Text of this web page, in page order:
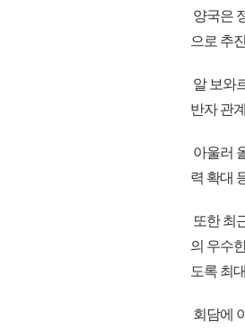
양국은
으로 추
알 보와
반자 관
아울러
력 확대
또한 최
의 우수
도록 최
회담에